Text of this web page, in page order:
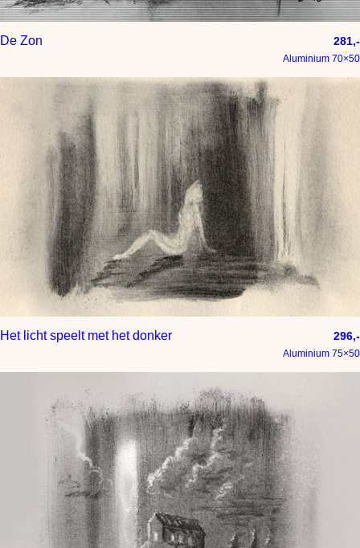
De Zon 281,-
Aluminium 70×50
Het licht speelt met het donker 296,-
Aluminium 75×50